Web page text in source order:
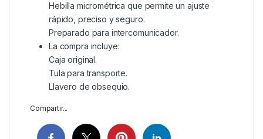
Hebilla micrométrica que permite un ajuste
rápido, preciso y seguro.
Preparado para intercomunicador.
La compra incluye:
Caja original.
Tula para transporte.
Llavero de obsequio.
Compartir...